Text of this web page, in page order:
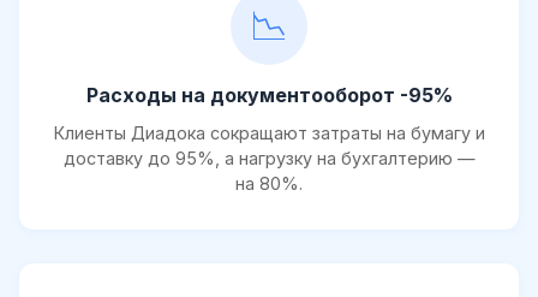
📉
Расходы на документооборот -95%
Клиенты Диадока сокращают затраты на бумагу и
доставку до 95%, а нагрузку на бухгалтерию —
на 80%.